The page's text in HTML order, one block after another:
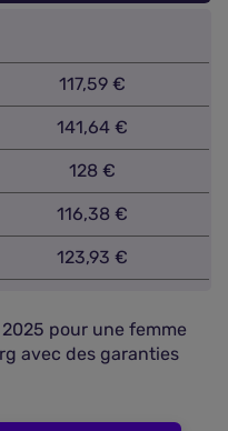
117,59 €
141,64 €
128 €
116,38 €
123,93 €
pour une femme
avec des garanties